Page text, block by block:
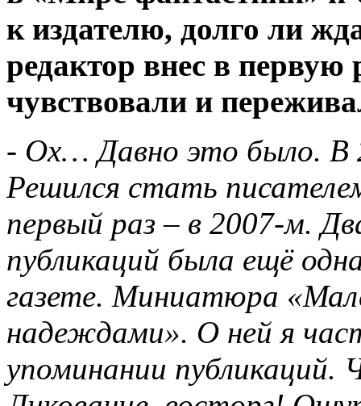
к издателю, долго ли
редактор внес в
чувствовали и
- Ох… Давно это было. В
Решился стать
первый раз – в 2007-м.
публикаций была ещё
газете. Миниатюра
надеждами». О ней я
упоминании публикаций.